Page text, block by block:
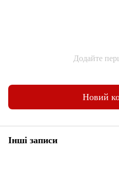
Додайте
Новий
Інші записи